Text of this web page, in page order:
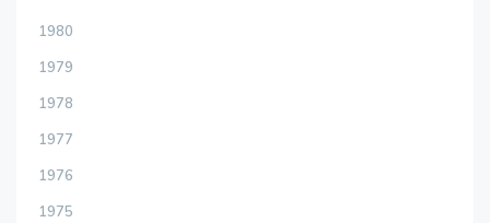
1980
1979
1978
1977
1976
1975